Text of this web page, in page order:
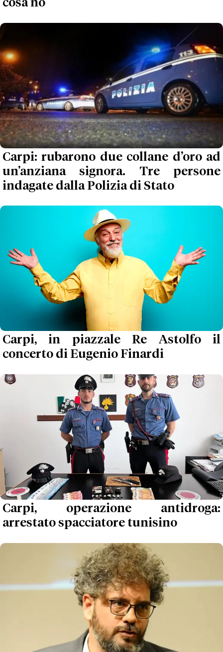
cosa no
Carpi: rubarono due collane d’oro ad
un’anziana signora. Tre persone
indagate dalla Polizia di Stato
Carpi, in piazzale Re Astolfo il
concerto di Eugenio Finardi
Carpi, operazione antidroga:
arrestato spacciatore tunisino